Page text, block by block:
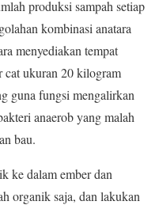
produksi sampah setiap
kombinasi anatara
menyediakan tempat
cat ukuran 20 kilogram
guna fungsi mengalirkan
anaerob yang malah
bau.
ke dalam ember dan
organik saja, dan lakukan